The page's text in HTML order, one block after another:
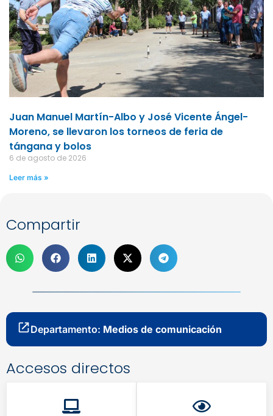
Juan Manuel Martín-Albo y José Vicente Ángel-
Moreno, se llevaron los torneos de feria de
tángana y bolos
6 de agosto de 2026
Leer más »
Compartir
Departamento: Medios de comunicación
Accesos directos